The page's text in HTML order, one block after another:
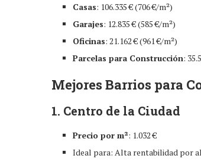
Casas: 106.335 € (706 €/m²)
Garajes: 12.835 € (585 €/m²)
Oficinas: 21.162 € (961 €/m²)
Parcelas para Construcción:
Mejores Barrios para
1. Centro de la Ciudad
Precio por m²: 1.032 €
Ideal para: Alta rentabilidad por